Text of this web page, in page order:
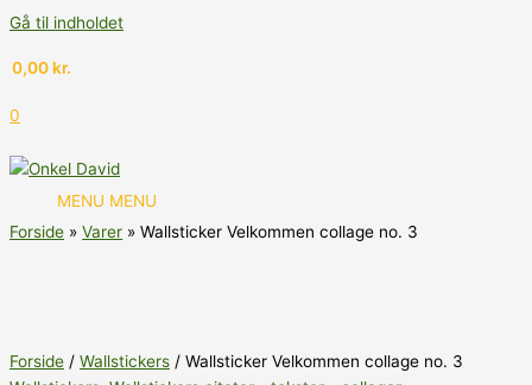
Gå til indholdet
0,00kr.
0
MENU MENU
Forside
Varer Wallsticker Velkommen collage no. 3
Forside / Wallstickers / Wallsticker Velkommen collage no. 3